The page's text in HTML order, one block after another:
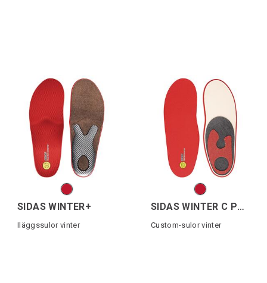
SIDAS WINTER+
Iläggssulor vinter
SIDAS WINTER C PRO
Custom-sulor vinter